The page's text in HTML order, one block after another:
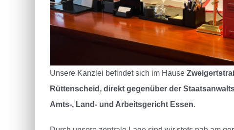
Unsere Kanzlei befindet sich im Hause
Rüttenscheid, direkt gegenüber der
Amts-, Land- und Arbeitsgericht Essen.